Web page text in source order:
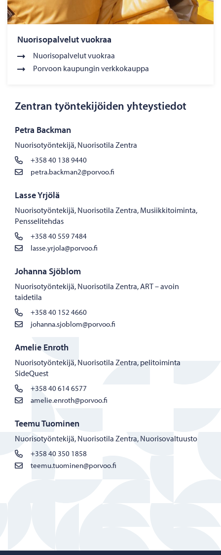
Nuorisopalvelut vuokraa
Nuorisopalvelut vuokraa
Porvoon kaupungin verkkokauppa
Zentran työntekijöiden yhteystiedot
Petra Backman
Nuorisotyöntekijä, Nuorisotila Zentra
+358 40 138 9440
petra.backman2@porvoo.fi
Lasse Yrjölä
Nuorisotyöntekijä, Nuorisotila Zentra, Musiikkitoiminta,
Pensselitehdas
+358 40 559 7484
lasse.yrjola@porvoo.fi
Johanna Sjöblom
Nuorisotyöntekijä, Nuorisotila Zentra, ART – avoin
taidetila
+358 40 152 4660
johanna.sjoblom@porvoo.fi
Amelie Enroth
Nuorisotyöntekijä, Nuorisotila Zentra, pelitoiminta
SideQuest
+358 40 614 6577
amelie.enroth@porvoo.fi
Teemu Tuominen
Nuorisotyöntekijä, Nuorisotila Zentra, Nuorisovaltuusto
+358 40 350 1858
teemu.tuominen@porvoo.fi